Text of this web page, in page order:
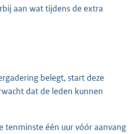
aan wat tijdens de extra
belegt, start deze
dat de leden kunnen
tenminste één uur vóór aanvang